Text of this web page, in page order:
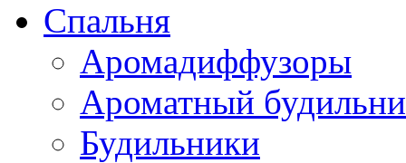
Спальня
Аромадиффузоры
Ароматный
Будильники